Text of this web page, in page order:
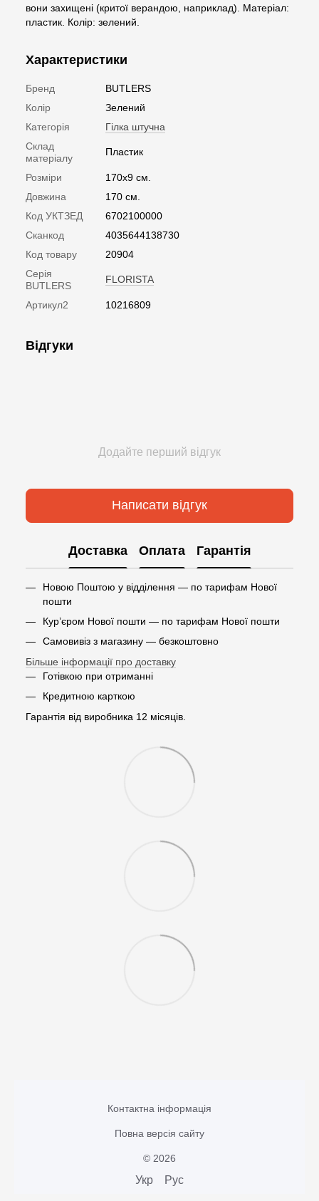
вони захищені (критої верандою, наприклад). Матеріал:
пластик. Колір: зелений.
Характеристики
Бренд
BUTLERS
Колір
Зелений
Категорія
Гілка штучна
Склад
матеріалу
Пластик
Розміри
170x9 см.
Довжина
170 см.
Код УКТЗЕД
6702100000
Сканкод
4035644138730
Код товару
20904
Серія
BUTLERS
FLORISTA
Артикул2 10216809
Відгуки
Додайте перший відгук
Написати відгук
Доставка Оплата Гарантія
Новою Поштою у відділення — по тарифам Нової
пошти
Кур’єром Нової пошти — по тарифам Нової пошти
Самовивіз з магазину — безкоштовно
Більше інформації про доставку
Готівкою при отриманні
Кредитною карткою
Гарантія від виробника 12 місяців.
Контактна інформація
Повна версія сайту
© 2026
Укр Рус